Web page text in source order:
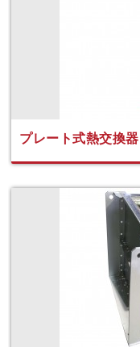
プレート式熱交換器